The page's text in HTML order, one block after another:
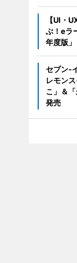
【UI・
ぶ！eラ
年度版
セブン‐
レモン
こ」＆
発売